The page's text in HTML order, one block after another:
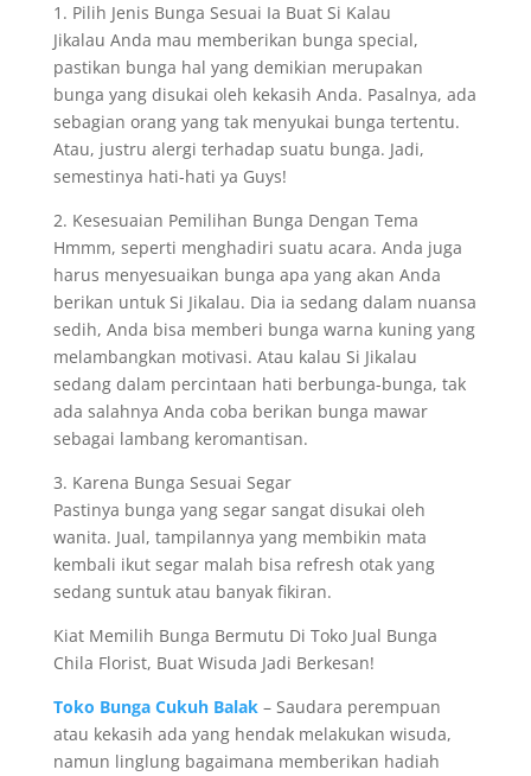
1. Pilih Jenis Bunga Sesuai Ia Buat Si Kalau
Jikalau Anda mau memberikan bunga special,
pastikan bunga hal yang demikian merupakan
bunga yang disukai oleh kekasih Anda. Pasalnya, ada
sebagian orang yang tak menyukai bunga tertentu.
Atau, justru alergi terhadap suatu bunga. Jadi,
semestinya hati-hati ya Guys!
2. Kesesuaian Pemilihan Bunga Dengan Tema
Hmmm, seperti menghadiri suatu acara. Anda juga
harus menyesuaikan bunga apa yang akan Anda
berikan untuk Si Jikalau. Dia ia sedang dalam nuansa
sedih, Anda bisa memberi bunga warna kuning yang
melambangkan motivasi. Atau kalau Si Jikalau
sedang dalam percintaan hati berbunga-bunga, tak
ada salahnya Anda coba berikan bunga mawar
sebagai lambang keromantisan.
3. Karena Bunga Sesuai Segar
Pastinya bunga yang segar sangat disukai oleh
wanita. Jual, tampilannya yang membikin mata
kembali ikut segar malah bisa refresh otak yang
sedang suntuk atau banyak fikiran.
Kiat Memilih Bunga Bermutu Di Toko Jual Bunga
Chila Florist, Buat Wisuda Jadi Berkesan!
Toko Bunga Cukuh Balak– Saudara perempuan
atau kekasih ada yang hendak melakukan wisuda,
namun linglung bagaimana memberikan hadiah